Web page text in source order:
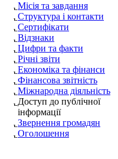
Місія та завдання
Структура і контакти
Сертифікати
Відзнаки
Цифри та факти
Річні звіти
Економіка та фінанси
Фінансова звітність
Міжнародна діяльність
Доступ до публічної
інформації
Звернення громадян
Оголошення